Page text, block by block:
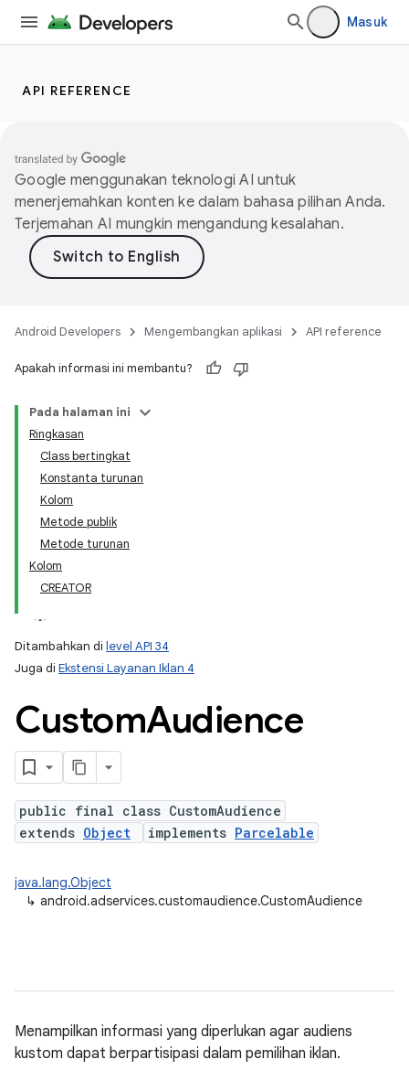
Masuk
API REFERENCE
Google menggunakan teknologi AI untuk
menerjemahkan konten ke dalam bahasa pilihan Anda.
Terjemahan AI mungkin mengandung kesalahan.
Android Developers Mengembangkan aplikasi API reference
Apakah informasi ini membantu?
Pada halaman ini
Ringkasan
Class bertingkat
Konstanta turunan
Kolom
Metode publik
Metode turunan
Kolom
CREATOR
Ditambahkan di level API 34
Juga di Ekstensi Layanan Iklan 4
CustomAudience
public final class CustomAudience
extends Object implements Parcelable
java.lang.Object
↳ android.adservices.customaudience.CustomAudience
Menampilkan informasi yang diperlukan agar audiens
kustom dapat berpartisipasi dalam pemilihan iklan.